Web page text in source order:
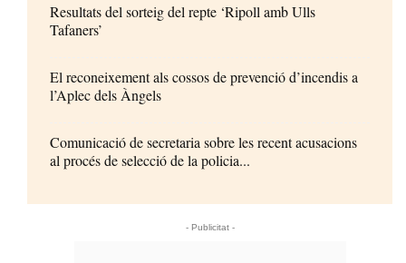
Resultats del sorteig del repte ‘Ripoll amb Ulls
Tafaners’
El reconeixement als cossos de prevenció d’incendis a
l’Aplec dels Àngels
Comunicació de secretaria sobre les recent acusacions
al procés de selecció de la policia...
- Publicitat -